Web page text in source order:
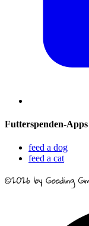
Futterspenden-Apps
feed a dog
feed a cat